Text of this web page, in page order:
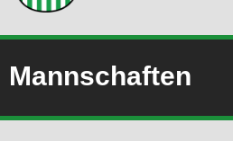
Mannschaften